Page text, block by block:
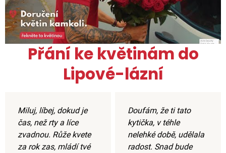
Přání ke květinám do
Lipové-lázní
Miluj, líbej, dokud je
čas, než rty a líce
zvadnou. Růže kvete
za rok zas, mládí tvé
Doufám, že ti tato
kytička, v téhle
nelehké době, udělala
radost. Snad bude